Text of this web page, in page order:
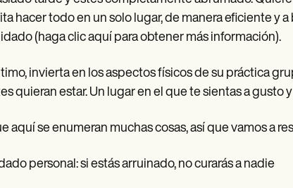
hacer todo en un solo lugar, de manera eficiente y
(haga clic aquí para obtener más información).
invierta en los aspectos físicos de su práctica
quieran estar. Un lugar en el que te sientas a gusto
aquí se enumeran muchas cosas, así que vamos a
personal: si estás arruinado, no curarás a nadie